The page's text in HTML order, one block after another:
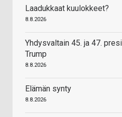
Laadukkaat kuulokkeet?
8.8.2026
Yhdysvaltain 45. ja 47.
Trump
8.8.2026
Elämän synty
8.8.2026